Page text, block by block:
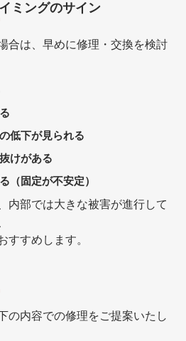
ミングのサイン
合は、早めに修理・交換を検討
低下が見られる
けがある
（固定が不安定）
内部では大きな被害が進行して
すすめします。
の内容での修理をご提案いたし